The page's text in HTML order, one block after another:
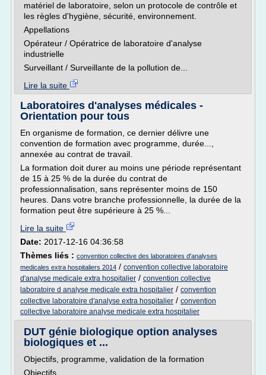
matériel de laboratoire, selon un protocole de contrôle et
les règles d'hygiène, sécurité, environnement.
Appellations
Opérateur / Opératrice de laboratoire d'analyse
industrielle
Surveillant / Surveillante de la pollution de...
Lire la suite
Laboratoires d'analyses médicales -
Orientation pour tous
En organisme de formation, ce dernier délivre une
convention de formation avec programme, durée...,
annexée au contrat de travail.
La formation doit durer au moins une période représentant
de 15 à 25 % de la durée du contrat de
professionnalisation, sans représenter moins de 150
heures. Dans votre branche professionnelle, la durée de la
formation peut être supérieure à 25 %...
Lire la suite
Date: 2017-12-16 04:36:58
Thèmes liés : convention collective des laboratoires d'analyses
medicales extra hospitaliers 2014 / convention collective laboratoire
d'analyse medicale extra hospitalier / convention collective
laboratoire d analyse medicale extra hospitalier / convention
collective laboratoire d'analyse extra hospitalier / convention
collective laboratoire analyse medicale extra hospitalier
DUT génie biologique option analyses
biologiques et ...
Objectifs, programme, validation de la formation
Objectifs